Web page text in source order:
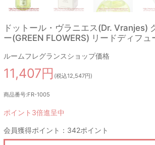
ドットール・ヴラニエス(Dr. Vranjes)
ー(GREEN FLOWERS) リードディフ
ルームフレグランスショップ価格
11,407円 (税込12,547円)
商品番号:FR-1005
ポイント3倍進呈中
会員獲得ポイント：342ポイント